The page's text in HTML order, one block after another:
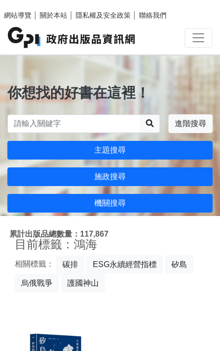
網站導覽
關於本站 隱私權及安全政策 聯絡我們
你想找的好書在這裡！
進階搜尋
主題搜尋
施政搜尋
機關搜尋
累計出版品總數量：117,867
目前標籤：鴻海
相關標籤： 碳排 ESG永續經營指標 矽島
烏俄戰爭 護國神山